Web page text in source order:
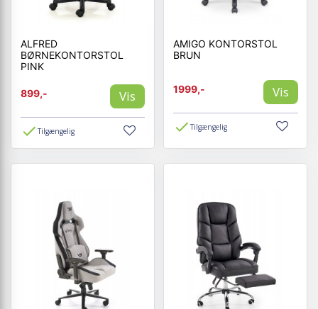
ALFRED
BØRNEKONTORSTOL
PINK
899,- Vis
Tilgængelig
AMIGO KONTORSTOL
BRUN
1999,- Vis
Tilgængelig